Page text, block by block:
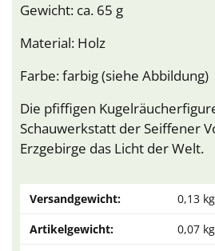
Gewicht: ca. 65 g
Material: Holz
Farbe: farbig (siehe Abbildung)
Die pfiffigen
Schauwerkstatt der Seiffener
Erzgebirge das Licht der Welt.
Versandgewicht:
0,13 kg
Artikelgewicht:
0,07 kg